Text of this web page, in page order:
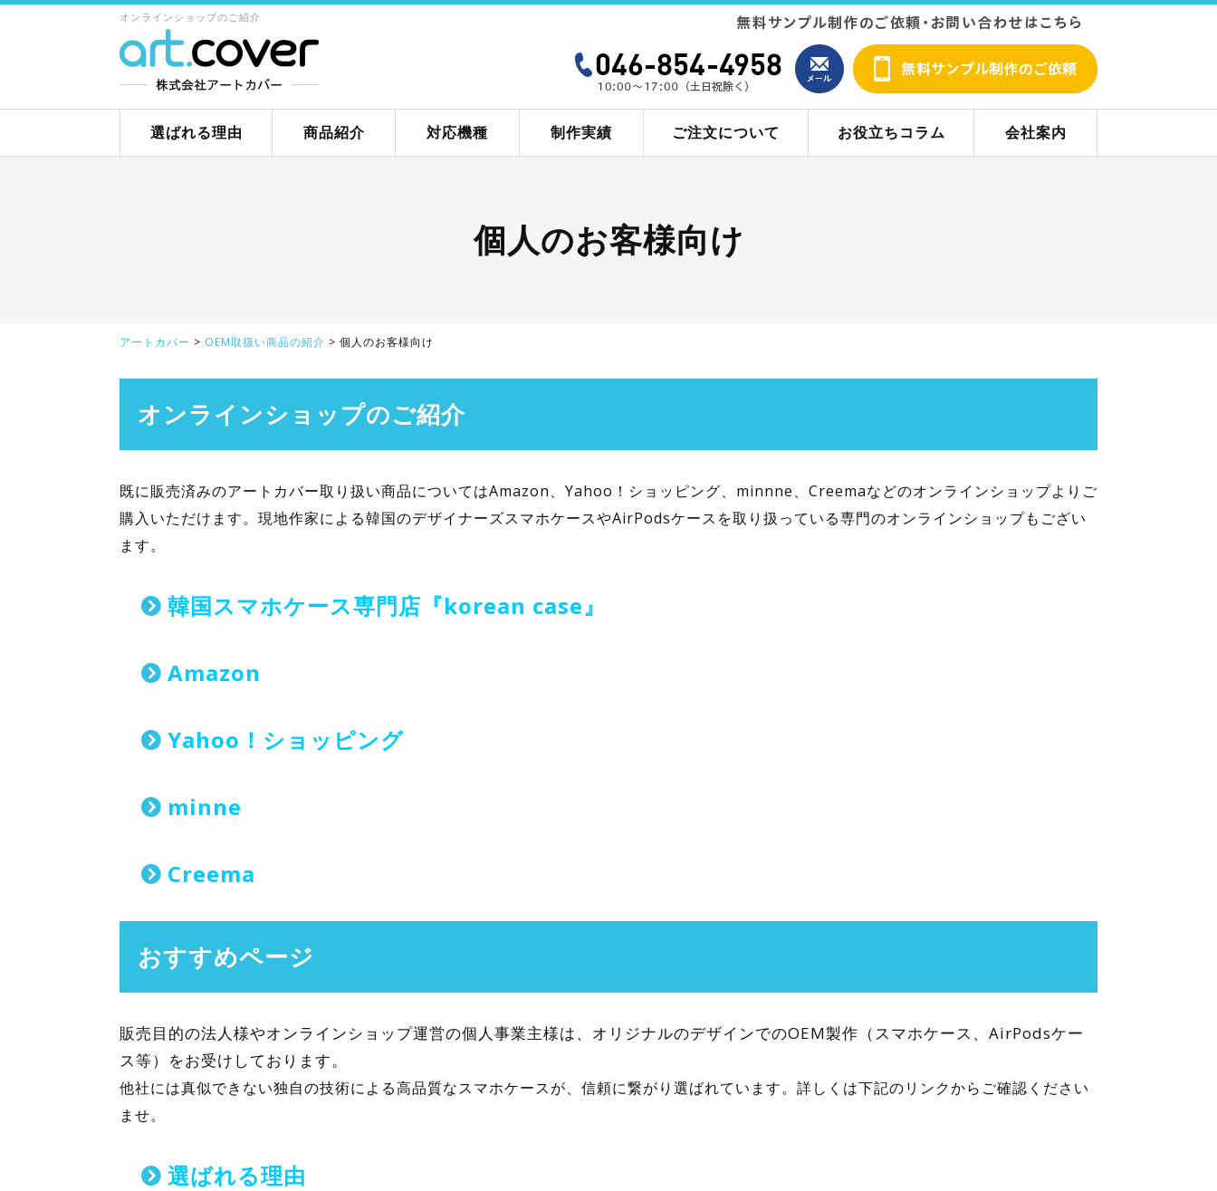
オンラインショップのご紹介
選ばれる理由 商品紹介 対応機種 制作実績 ご注文について お役立ちコラム 会社案内
個人のお客様向け
アートカバー > OEM取扱い商品の紹介 > 個人のお客様向け
オンラインショップのご紹介
既に販売済みのアートカバー取り扱い商品についてはAmazon、Yahoo！ショッピング、minnne、Creemaなどのオンラインショップよりご
購入いただけます。現地作家による韓国のデザイナーズスマホケースやAirPodsケースを取り扱っている専門のオンラインショップもござい
ます。
韓国スマホケース専門店『korean case』
Amazon
Yahoo！ショッピング
minne
Creema
おすすめページ
販売目的の法人様やオンラインショップ運営の個人事業主様は、オリジナルのデザインでのOEM製作（スマホケース、AirPodsケー
ス等）をお受けしております。
他社には真似できない独自の技術による高品質なスマホケースが、信頼に繋がり選ばれています。詳しくは下記のリンクからご確認ください
ませ。
選ばれる理由